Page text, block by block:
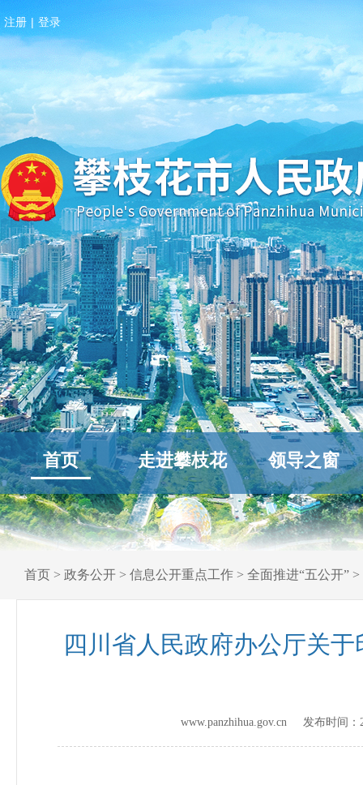
注册 | 登录
首页 走进攀枝花 领导之窗
首页 > 政务公开 > 信息公开重点工作 > 全面推进“五公开” >
四川省人民政府办公厅关
www.panzhihua.gov.cn 发布时间：